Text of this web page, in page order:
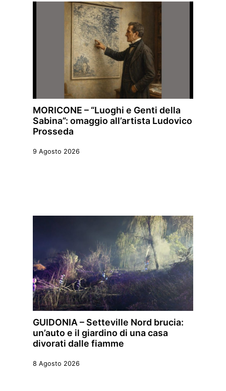
MORICONE – “Luoghi e Genti della
Sabina”: omaggio all’artista Ludovico
Prosseda
9 Agosto 2026
GUIDONIA – Setteville Nord brucia:
un’auto e il giardino di una casa
divorati dalle fiamme
8 Agosto 2026